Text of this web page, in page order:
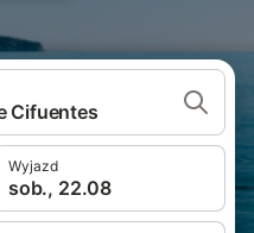
Cifuentes
Wyjazd
sob., 22.08